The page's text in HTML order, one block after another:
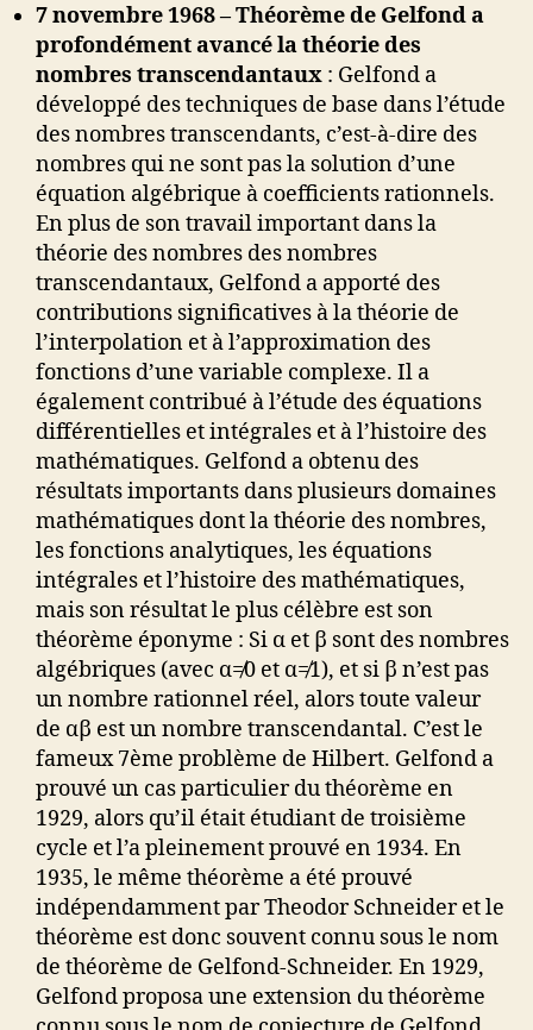
7 novembre 1968 – Théorème de Gelfond a
profondément avancé la théorie des
nombres transcendantaux : Gelfond a
développé des techniques de base dans l’étude
des nombres transcendants, c’est-à-dire des
nombres qui ne sont pas la solution d’une
équation algébrique à coefficients rationnels.
En plus de son travail important dans la
théorie des nombres des nombres
transcendantaux, Gelfond a apporté des
contributions significatives à la théorie de
l’interpolation et à l’approximation des
fonctions d’une variable complexe. Il a
également contribué à l’étude des équations
différentielles et intégrales et à l’histoire des
mathématiques. Gelfond a obtenu des
résultats importants dans plusieurs domaines
mathématiques dont la théorie des nombres,
les fonctions analytiques, les équations
intégrales et l’histoire des mathématiques,
mais son résultat le plus célèbre est son
théorème éponyme : Si α et β sont des nombres
algébriques (avec α≠0 et α≠1), et si β n’est pas
un nombre rationnel réel, alors toute valeur
de αβ est un nombre transcendantal. C’est le
fameux 7ème problème de Hilbert. Gelfond a
prouvé un cas particulier du théorème en
1929, alors qu’il était étudiant de troisième
cycle et l’a pleinement prouvé en 1934. En
1935, le même théorème a été prouvé
indépendamment par Theodor Schneider et le
théorème est donc souvent connu sous le nom
de théorème de Gelfond-Schneider. En 1929,
Gelfond proposa une extension du théorème